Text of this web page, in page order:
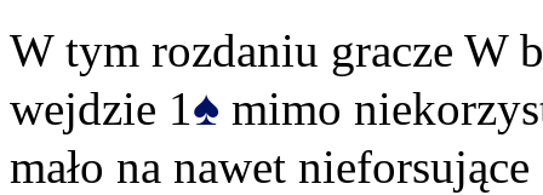
W tym rozdaniu gracze W
wejdzie 1♠ mimo
mało na nawet nieforsujące